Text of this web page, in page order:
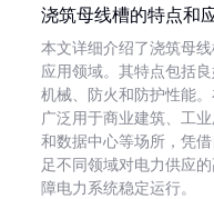
浇筑母线槽的特点和
本文详细介绍了浇筑母
应用领域。其特点包括良
机械、防火和防护性能。
广泛用于商业建筑、工
和数据中心等场所，凭
足不同领域对电力供应
障电力系统稳定运行。